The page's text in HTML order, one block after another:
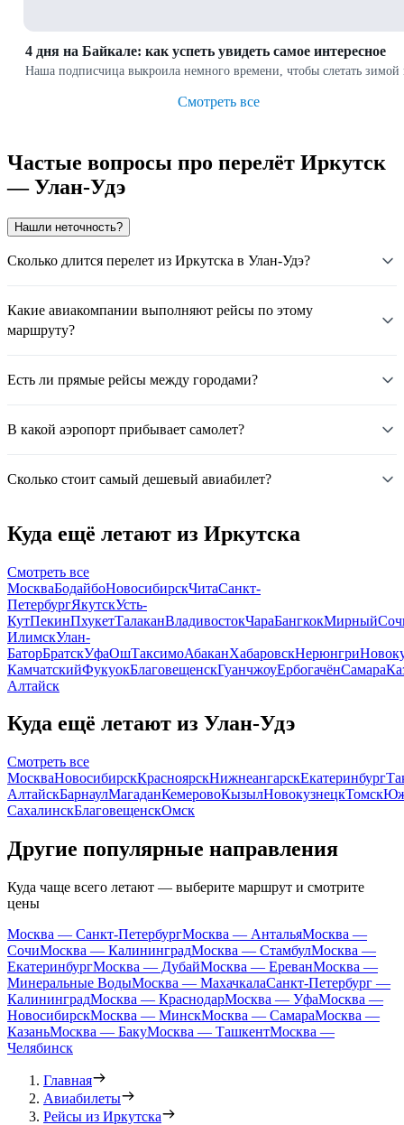
4 дня на Байкале: как успеть увидеть самое интересное
Наша подписчица выкроила немного времени, чтобы слетать
Смотреть все
Частые вопросы про перелёт Иркутск
— Улан-Удэ
Нашли неточность?
Сколько длится перелет из Иркутска в Улан-Удэ?
Какие авиакомпании выполняют рейсы по этому
маршруту?
Есть ли прямые рейсы между городами?
В какой аэропорт прибывает самолет?
Сколько стоит самый дешевый авиабилет?
Куда ещё летают из Иркутска
Смотреть все
МоскваБодайбоНовосибирскЧитаСанкт-
ПетербургЯкутскУсть-
КутПекинПхукетТалаканВладивостокЧараБангкокМирный
ИлимскУлан-
БаторБратскУфаОшТаксимоАбаканХабаровскНерюнгри
КамчатскийФукуокБлаговещенскГуанчжоуЕрбогачёнСамара
Алтайск
Куда ещё летают из Улан-Удэ
Смотреть все
МоскваНовосибирскКрасноярскНижнеангарскЕкатеринбург
АлтайскБарнаулМагаданКемеровоКызылНовокузнецкТомск
СахалинскБлаговещенскОмск
Другие популярные направления
Куда чаще всего летают — выберите маршрут и смотрите
цены
Москва — Санкт-ПетербургМосква — АнтальяМосква —
СочиМосква — КалининградМосква — СтамбулМосква —
ЕкатеринбургМосква — ДубайМосква — ЕреванМосква —
Минеральные ВодыМосква — МахачкалаСанкт-Петербург —
КалининградМосква — КраснодарМосква — УфаМосква —
НовосибирскМосква — МинскМосква — СамараМосква —
КазаньМосква — БакуМосква — ТашкентМосква —
Челябинск
Главная
Авиабилеты
Рейсы из Иркутска